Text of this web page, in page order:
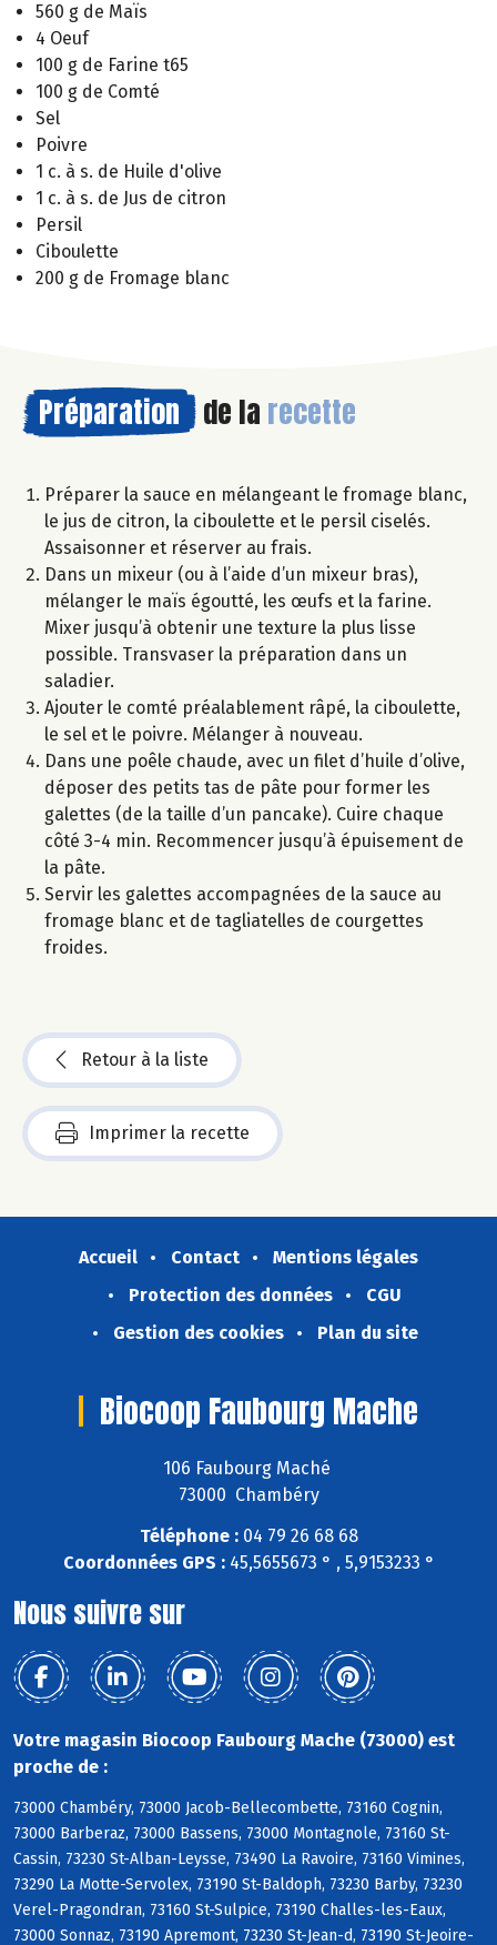
560 g de Maïs
4 Oeuf
100 g de Farine t65
100 g de Comté
Sel
Poivre
1 c. à s. de Huile d'olive
1 c. à s. de Jus de citron
Persil
Ciboulette
200 g de Fromage blanc
Préparation de la recette
Préparer la sauce en mélangeant le fromage blanc,
le jus de citron, la ciboulette et le persil ciselés.
Assaisonner et réserver au frais.
Dans un mixeur (ou à l’aide d’un mixeur bras),
mélanger le maïs égoutté, les œufs et la farine.
Mixer jusqu’à obtenir une texture la plus lisse
possible. Transvaser la préparation dans un
saladier.
Ajouter le comté préalablement râpé, la ciboulette,
le sel et le poivre. Mélanger à nouveau.
Dans une poêle chaude, avec un filet d’huile d’olive,
déposer des petits tas de pâte pour former les
galettes (de la taille d’un pancake). Cuire chaque
côté 3-4 min. Recommencer jusqu’à épuisement de
la pâte.
Servir les galettes accompagnées de la sauce au
fromage blanc et de tagliatelles de courgettes
froides.
Retour à la liste
Imprimer la recette
Accueil Contact
Mentions légales
Protection des données
CGU
Gestion des cookies
Plan du site
Biocoop Faubourg Mache
106 Faubourg Maché
73000 Chambéry
Téléphone :04 79 26 68 68
Coordonnées GPS :45,5655673 ° , 5,9153233 °
Nous suivre sur
Votre magasin Biocoop Faubourg Mache (73000) est
proche de :
73000 Chambéry, 73000 Jacob-Bellecombette, 73160 Cognin,
73000 Barberaz, 73000 Bassens, 73000 Montagnole, 73160 St-
Cassin, 73230 St-Alban-Leysse, 73490 La Ravoire, 73160 Vimines,
73290 La Motte-Servolex, 73190 St-Baldoph, 73230 Barby, 73230
Verel-Pragondran, 73160 St-Sulpice, 73190 Challes-les-Eaux,
73000 Sonnaz, 73190 Apremont, 73230 St-Jean-d, 73190 St-Jeoire-